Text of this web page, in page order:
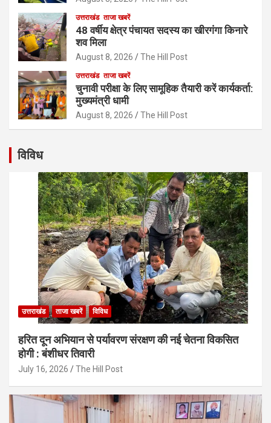
उत्तराखंड ताजा खबरें
48 वर्षीय क्षेत्र पंचायत सदस्य का खीरगंगा किनारे
शव मिला
August 8, 2026 The Hill Post
उत्तराखंड ताजा खबरें
चुनावी परीक्षा के लिए सामूहिक तैयारी करें कार्यकर्ता:
मुख्यमंत्री धामी
August 8, 2026 The Hill Post
विविध
उत्तराखंड ताजा खबरें विविध
हरित दून अभियान से पर्यावरण संरक्षण की नई चेतना विकसित
होगी : बंशीधर तिवारी
July 16, 2026 The Hill Post